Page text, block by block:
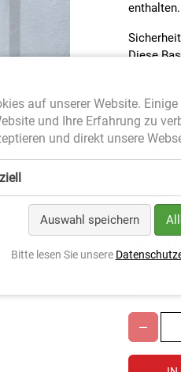
enthalten.
Diese
TÜV
auf unserer Website.
und Ihre Erfahrung zu
und direkt unsere
Auswahl speichern
Bitte lesen Sie unsere